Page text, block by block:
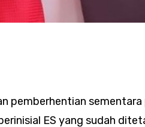
pemberhentian sementara
ES yang sudah